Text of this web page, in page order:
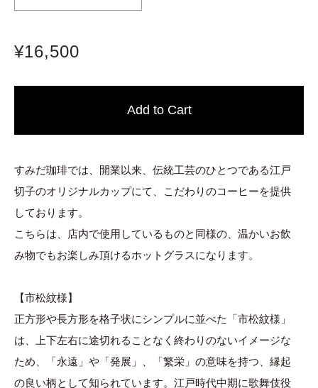
¥16,500
すみだ珈琲では、開業以来、伝統工芸のひとつである江戸
切子のオリジナルカップにて、こだわりのコーヒーを提供
しております。
こちらは、店内で使用しているものと同様の、温かいお飲
み物でもお楽しみ頂けるホットグラスになります。
【市松紋様】
正方形や長方形を格子状にシンプルに並べた「市松紋様」
は、上下左右に途切れることなく終わりのないイメージな
ため、「永遠」や「発展」、「繁栄」の意味を持つ、縁起
の良い柄として知られています。江戸時代中期に歌舞伎役